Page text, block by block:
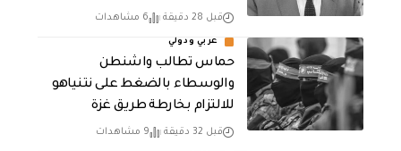
قبل 28 دقيقة 6 مشاهدات
عربي ودولي
حماس تطالب واشنطن
والوسطاء بالضغط على نتنياهو
للالتزام بخارطة طريق غزة
قبل 32 دقيقة 9 مشاهدات